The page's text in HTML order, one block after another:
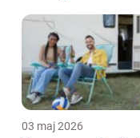
03 maj 2026